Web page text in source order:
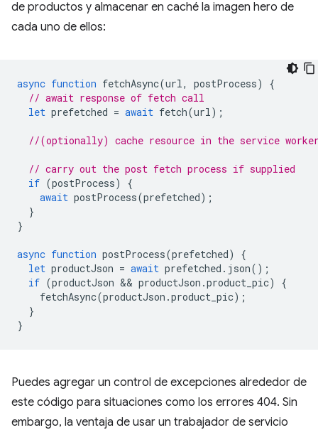
de productos y almacenar en caché la imagen hero de
cada uno de ellos:
async function fetchAsync(url, postProcess)
{
// await response of fetch call
let prefetched = await fetch(url);
//(optionally) cache resource in the service
// carry out the post fetch process if supplied
if (postProcess)
{
await postProcess(prefetched);
}
}
async function postProcess(prefetched)
{
let productJson = await prefetched . json();
if (productJson && productJson .product_pic)
{
fetchAsync(productJson .product_pic);
}
}
Puedes agregar un control de excepciones alrededor de
este código para situaciones como los errores 404. Sin
embargo, la ventaja de usar un trabajador de servicio